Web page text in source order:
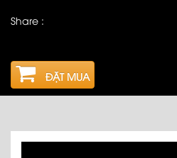
Share :
ĐẶT MUA